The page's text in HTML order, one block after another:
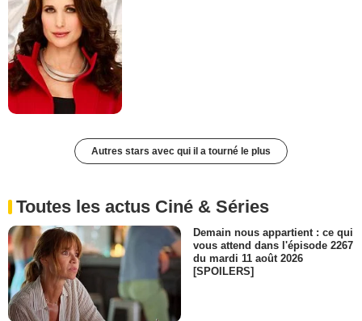
Autres stars avec qui il a tourné le plus
Toutes les actus Ciné & Séries
Demain nous appartient : ce qui
vous attend dans l'épisode 2267
du mardi 11 août 2026
[SPOILERS]